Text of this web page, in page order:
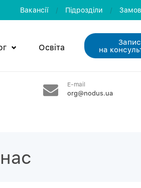
Вакансії / Пiдроздiли /
Освiта
Запис
на
E-mail
org@nodus.ua